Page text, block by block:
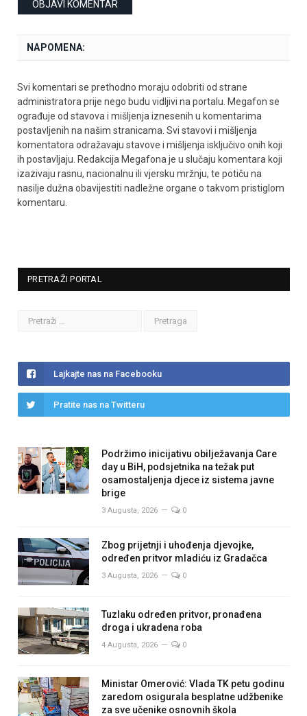
NAPOMENA:
Svi komentari se prethodno moraju odobriti od strane
administratora prije nego budu vidljivi na portalu. Megafon se
ograđuje od stavova i mišljenja iznesenih u komentarima
postavljenih na našim stranicama. Svi stavovi i mišljenja
komentatora odražavaju stavove i mišljenja isključivo onih koji
ih postavljaju. Redakcija Megafona je u slučaju komentara koji
izazivaju rasnu, nacionalnu ili vjersku mržnju, te potiču na
nasilje dužna obavijestiti nadležne organe o takvom pristiglom
komentaru.
PRETRAŽI PORTAL
Lajkajte nas na Facebooku
Pratite nas na Twitteru
Podržimo inicijativu obilježavanja Care
day u BiH, podsjetnika na težak put
osamostaljenja djece iz sistema javne
brige
3 Augusta, 2026 0
Zbog prijetnji i uhođenja djevojke,
određen pritvor mladiću iz Gradačca
3 Augusta, 2026 0
Tuzlaku određen pritvor, pronađena
droga i ukradena roba
4 Augusta, 2026 0
Ministar Omerović: Vlada TK petu godinu
zaredom osigurala besplatne udžbenike
za sve učenike osnovnih škola